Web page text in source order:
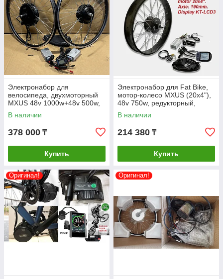
Электронабор для
велосипеда, двухмоторный
MXUS 48v 1000w+48v 500w,
контроллеры, LCD дисплей,
сумка.
В наличии
378 000 ₸
Купить
Электронабор для Fat Bike,
мотор-колесо MXUS (20x4"),
48v 750w, редукторный,
20x4"
В наличии
214 380 ₸
Купить
Оригинал! Оригинал!